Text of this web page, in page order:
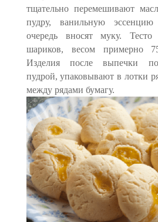
тщательно перемешивают
пудру, ванильную
очередь вносят муку.
шариков, весом примерно
Изделия после выпечки
пудрой, упако­вывают в лотки
между рядами бумагу.